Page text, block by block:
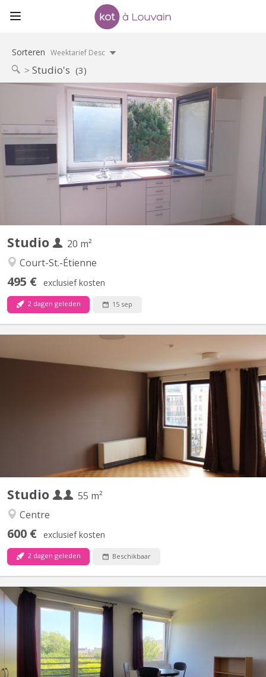
Sorteren Weektarief Desc
Studio's (3)
Studio
20 m²
Court-St.-Étienne
495 € exclusief kosten
2 dagen geleden 15 sep
KV 1614
Pour 1 ÉTUDIANT(E) sur Louvain-la-Neuve Beau studio meublé
complètement privatif de 20M2 à louer pour l’année académique
2026-2027 Parfait état 495 euros par mois Forfait pour les
charges 100 euros par mois = 595 euros TOUT COMPRIS
(électricité, chauffage, eau, internet) Pas de domicile Pas...
Studio
55 m²
Centre
600 € exclusief kosten
2 dagen geleden Beschikbaar
Très grand sturdio de 55 m2 avec cuisines équipée privativve,
salle de bain privative, balcon, video parlophone
Situé à Gembloux (Lonzée) à 20 minutes, en voiture, de Louvain
la Neuve. Joli petit Studio à louer. Lumineux. Idéal pour personne
seule ou étudiant-e-Composé d'une pièce de vie avec cuisine
équipée (frigo et partie congélateur, four, 4 taques
vitrocéramiques, lave-vaisselle) , une salle de bain...